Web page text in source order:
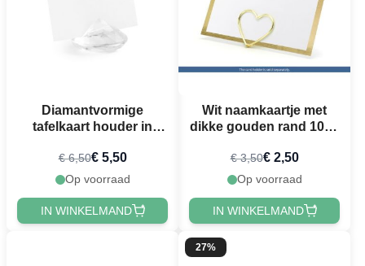
Diamantvormige
tafelkaart houder in
mm
€ 6,50€ 5,50
Op voorraad
IN WINKELMAND
Wit naamkaartje met
dikke gouden rand 10x -
€ 3,50€ 2,50
Op voorraad
IN WINKELMAND
27%